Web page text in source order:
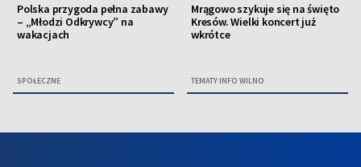
Polska przygoda pełna zabawy
– „Młodzi Odkrywcy” na
wakacjach
SPOŁECZNE
Mrągowo szykuje się na święto
Kresów. Wielki koncert już
wkrótce
TEMATY INFO WILNO